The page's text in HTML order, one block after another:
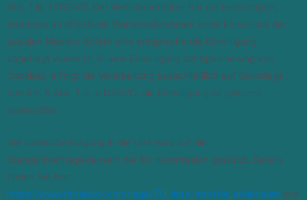
Abs. 1 lit. f DSGVO. Der Websitebetreiber hat ein berechtigtes
Interesse an effektiven Werbemaßnahmen unter Einschluss der
sozialen Medien. Sofern eine entsprechende Einwilligung
abgefragt wurde (z. B. eine Einwilligung zur Speicherung von
Cookies), erfolgt die Verarbeitung ausschließlich auf Grundlage
von Art. 6 Abs. 1 lit. a DSGVO; die Einwilligung ist jederzeit
widerrufbar.
Die Datenübertragung in die USA wird auf die
Standardvertragsklauseln der EU-Kommission gestützt. Details
finden Sie hier:
https://www.facebook.com/legal/EU_data_transfer_addendum und